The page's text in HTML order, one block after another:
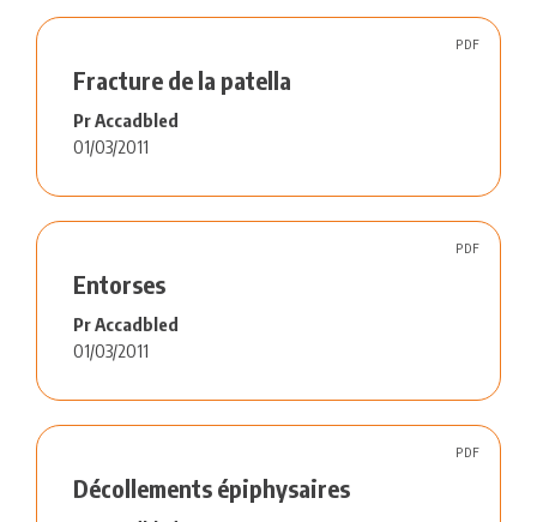
Fracture de la patella
Pr Accadbled
01/03/2011
PDF
Entorses
Pr Accadbled
01/03/2011
PDF
Décollements épiphysaires
PDF